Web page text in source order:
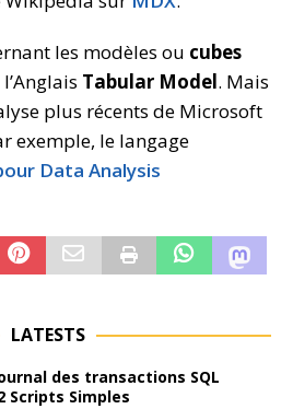
les modèles ou cubes
l’Anglais Tabular Model. Mais
plus récents de Microsoft
exemple, le langage
Data Analysis
LATESTS
des transactions SQL
Scripts Simples